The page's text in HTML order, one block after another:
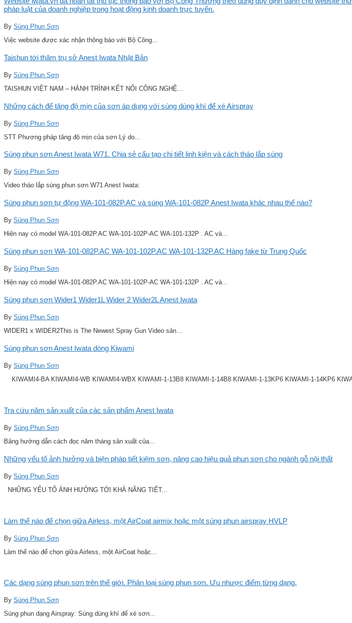
pháp luật của doanh nghiệp trong hoạt động kinh doanh trực tuyến.
By Súng Phun Sơn
Việc website được xác nhận thông báo với Bộ Công...
Taishun tới thăm trụ sở Anest Iwata Nhật Bản
By Súng Phun Sơn
TAISHUN VIỆT NAM – HÀNH TRÌNH KẾT NỐI CÔNG NGHỆ...
Những cách để tăng độ mịn của sơn áp dụng với súng dùng khí để xé Airspray
By Súng Phun Sơn
STT Phương pháp tăng độ mịn của sơn Lý do...
Súng phun sơn Anest Iwata W71. Chia sẻ cấu tạo chi tiết linh kiện và cách tháo lắp súng
By Súng Phun Sơn
Video tháo lắp súng phun sơn W71 Anest Iwata:
Súng phun sơn tự động WA-101-082P.AC và súng WA-101-082P Anest Iwata khác nhau thế nào?
By Súng Phun Sơn
Hiện nay có model WA-101-082P.AC WA-101-102P-AC WA-101-132P . AC và...
Súng phun sơn WA-101-082P.AC WA-101-102P.AC WA-101-132P.AC Hàng fake từ Trung Quốc
By Súng Phun Sơn
Hiện nay có model WA-101-082P.AC WA-101-102P-AC WA-101-132P . AC và...
Súng phun sơn Wider1 Wider1L Wider 2 Wider2L Anest Iwata
By Súng Phun Sơn
WIDER1 x WIDER2This is The Newest Spray Gun Video sản...
Súng phun sơn Anest Iwata dòng Kiwami
By Súng Phun Sơn
KIWAMI4-BA KIWAMI4-WB KIWAMI4-WBX KIWAMI-1-13B8 KIWAMI-1-14B8 KIWAMI-1-13KP6 KIWAMI-1-14KP6
Tra cứu năm sản xuất của các sản phẩm Anest Iwata
By Súng Phun Sơn
Bảng hướng dẫn cách đọc năm tháng sản xuất của...
Những yếu tố ảnh hưởng và biện pháp tiết kiệm sơn, nâng cao hiệu quả phun sơn cho ngành gỗ nội thất
By Súng Phun Sơn
NHỮNG YẾU TỐ ẢNH HƯỞNG TỚI KHẢ NĂNG TIẾT...
Làm thế nào để chọn giữa Airless, một AirCoat airmix hoặc một súng phun airspray HVLP
By Súng Phun Sơn
Làm thế nào để chọn giữa Airless, một AirCoat hoặc...
Các dạng súng phun sơn trên thế giới. Phân loại súng phun sơn. Ưu nhược điểm từng dạng.
By Súng Phun Sơn
Súng phun dạng Airspray: Súng dùng khí để xé sơn...